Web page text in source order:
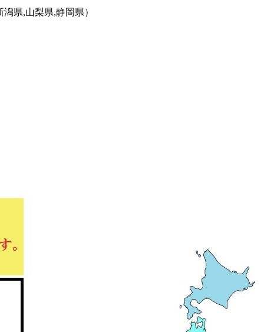
県,山梨県,静岡県）